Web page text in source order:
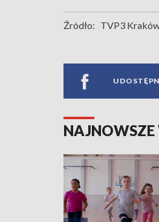
Źródło: TVP3